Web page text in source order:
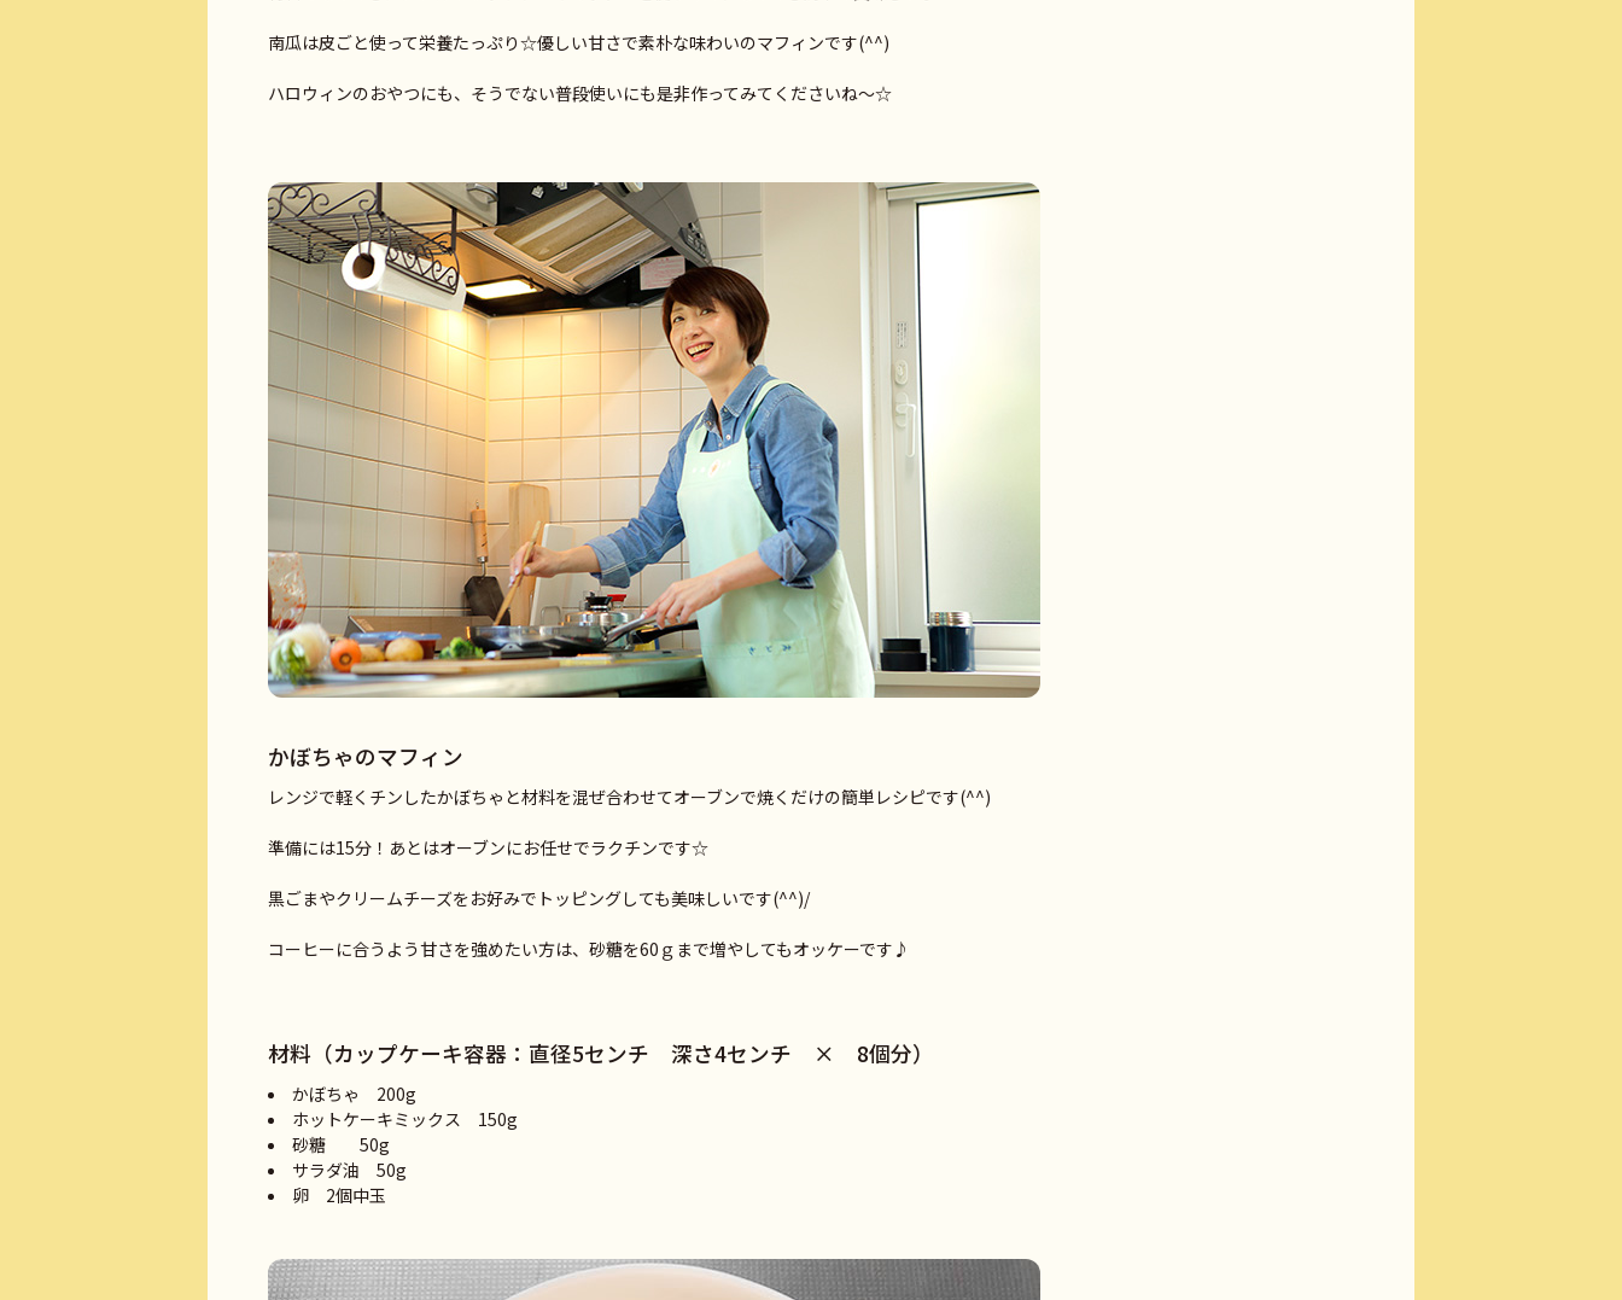
南瓜は皮ごと使って栄養たっぷり☆優しい甘さで素朴な味わいのマフィンです(^^)
ハロウィンのおやつにも、そうでない普段使いにも是非作ってみてくださいね～☆
かぼちゃのマフィン
レンジで軽くチンしたかぼちゃと材料を混ぜ合わせてオーブンで焼くだけの簡単レシピです(^^)
準備には15分！あとはオーブンにお任せでラクチンです☆
黒ごまやクリームチーズをお好みでトッピングしても美味しいです(^^)/
コーヒーに合うよう甘さを強めたい方は、砂糖を60ｇまで増やしてもオッケーです♪
材料（カップケーキ容器：直径5センチ 深さ4センチ × 8個分）
かぼちゃ 200g
ホットケーキミックス 150g
砂糖 50g
サラダ油 50g
卵 2個中玉